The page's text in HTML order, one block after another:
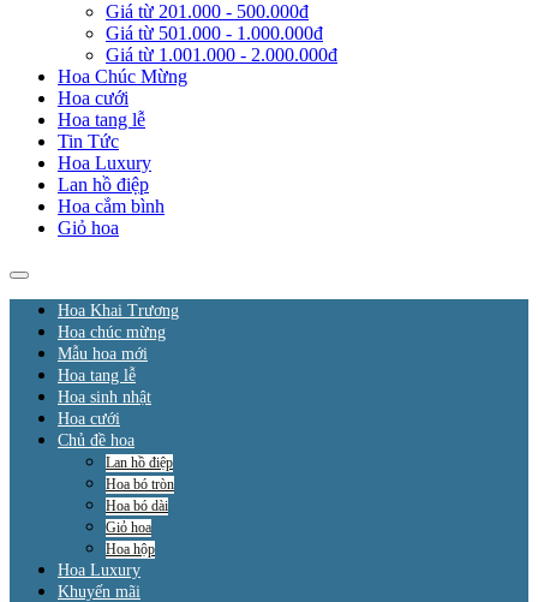
Giá từ 201.000 - 500.000đ
Giá từ 501.000 - 1.000.000đ
Giá từ 1.001.000 - 2.000.000đ
Hoa Chúc Mừng
Hoa cưới
Hoa tang lễ
Tin Tức
Hoa Luxury
Lan hồ điệp
Hoa cắm bình
Giỏ hoa
Hoa Khai Trương
Hoa chúc mừng
Mẫu hoa mới
Hoa tang lễ
Hoa sinh nhật
Hoa cưới
Chủ đề hoa
Lan hồ điệp
Hoa bó tròn
Hoa bó dài
Giỏ hoa
Hoa hộp
Hoa Luxury
Khuyến mãi